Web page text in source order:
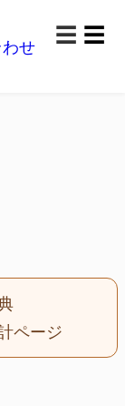
ごゆっくり楽
せ
☰
ページ